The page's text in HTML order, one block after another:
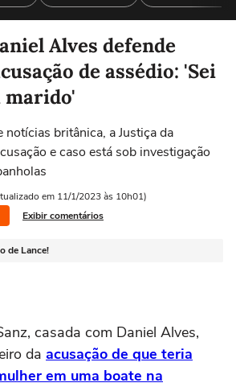
Alves defende
de assédio: 'Sei
marido'
notícias britânica, a Justiça da
e caso está sob investigação
em 11/1/2023 às 10h01)
Exibir comentários
de Lance!
casada com Daniel Alves,
da acusação de que teria
em uma boate na